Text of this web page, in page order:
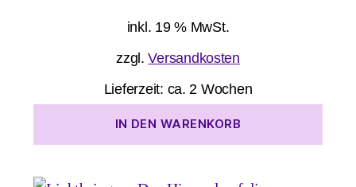
inkl. 19 % MwSt.
zzgl.Versandkosten
Lieferzeit: ca. 2 Wochen
IN DEN WARENKORB